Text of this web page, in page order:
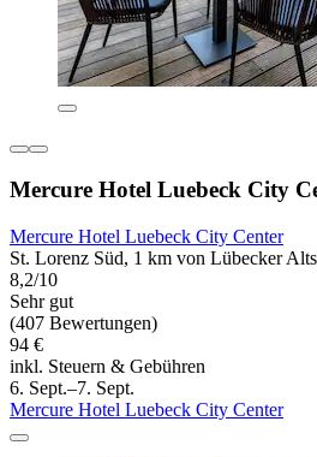
Mercure Hotel Luebeck City
Mercure Hotel Luebeck City Center
St. Lorenz Süd, 1 km von Lübecker
8,2/10
Sehr gut
(407 Bewertungen)
94 €
inkl. Steuern & Gebühren
6. Sept.–7. Sept.
Mercure Hotel Luebeck City Center